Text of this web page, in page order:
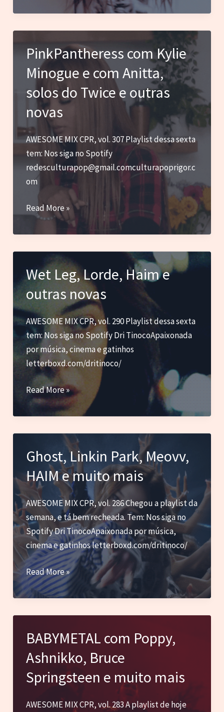
Lexie
Liu,
e
outras
novas
PinkPantheress com Kylie
Minogue e com Anitta,
solos do Twice e outras
novas
AWESOME MIX CPR, vol. 307 Playlist dessa sexta
tem: Nos siga no Spotify
redesculturapop@gmail.comculturapoprigor.c
om
PinkPantheress
com
Kylie
Minogue
com
Anitta,
solos
do
Twice
e
outras
novas
Read More »
Wet Leg, Lorde, Haim e
outras novas
AWESOME MIX CPR, vol. 290 Playlist dessa sexta
tem: Nos siga no Spotify Dri TinocoApaixonada
por música, cinema e gatinhos
letterboxd.com/dritinoco/
Wet
Leg,
Lorde,
Haim
outras
novas
Read More »
Ghost, Linkin Park, Meovv,
HAIM e muito mais
AWESOME MIX CPR, vol. 286 Chegou a playlist da
semana, e tá bem recheada. Tem: Nos siga no
Spotify Dri TinocoApaixonada por música,
cinema e gatinhos letterboxd.com/dritinoco/
Ghost,
Linkin
Park,
Meovv,
e
muito
Read More »
BABYMETAL com Poppy,
Ashnikko, Bruce
Springsteen e muito mais
AWESOME MIX CPR, vol. 283 A playlist de hoje